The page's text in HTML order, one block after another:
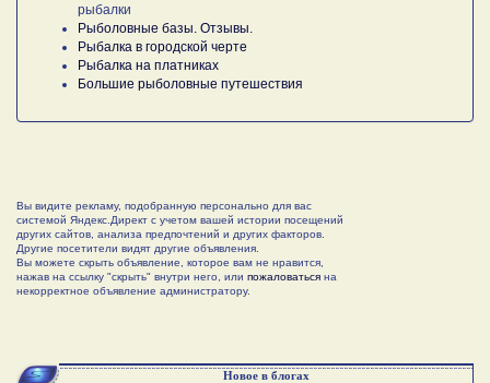
рыбалки
Рыболовные базы. Отзывы.
Рыбалка в городской черте
Рыбалка на платниках
Большие рыболовные путешествия
Вы видите рекламу, подобранную персонально для вас
системой Яндекс.Директ с учетом вашей истории посещений
других сайтов, анализа предпочтений и других факторов.
Другие посетители видят другие объявления.
Вы можете скрыть объявление, которое вам не нравится,
нажав на ссылку "скрыть" внутри него, или пожаловаться на
некорректное объявление администратору.
Новое в блогах